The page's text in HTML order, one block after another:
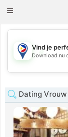
Toggle
💖
Vind je
Download nu
Dating Vrouw